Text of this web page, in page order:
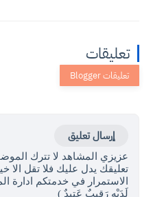
تعليقات
إرسال تعليق
عزيزي المشاهد لا تترك
تعليقك يدل عليك فلا تقل الا
الاستمرار في خدمتكم ادارة
لَدَيْهِ رَقِيبٌ عَتِيدٌ )